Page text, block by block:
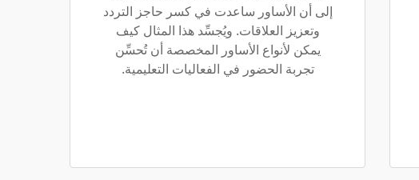
إلى أن الأساور ساعدت في كسر حاجز التردد
وتعزيز العلاقات. ويُجسِّد هذا المثال كيف
يمكن لأنواع الأساور المخصصة أن تُحسِّن
تجربة الحضور في الفعاليات التعليمية.